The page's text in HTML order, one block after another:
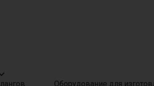
Оборудование для